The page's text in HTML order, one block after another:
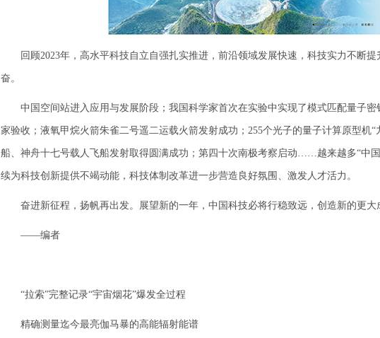
回顾2023年，高水平科技自立自强扎实推进，前沿领域发展快速，科技实力不断提
奋。
中国空间站进入应用与发展阶段；我国科学家首次在实验中实现了模式匹配量子
家验收；液氧甲烷火箭朱雀二号遥二运载火箭发射成功；255个光子的量子计算原型机
船、神舟十七号载人飞船发射取得圆满成功；第四十次南极考察启动……越来越多“中
续为科技创新提供不竭动能，科技体制改革进一步营造良好氛围、激发人才活力。
奋进新征程，扬帆再出发。展望新的一年，中国科技必将行稳致远，创造新的更大
——编者
“拉索”完整记录“宇宙烟花”爆发全过程
精确测量迄今最亮伽马暴的高能辐射能谱